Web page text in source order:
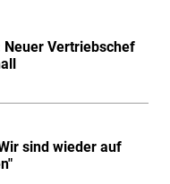
Vertriebschef
sind wieder auf